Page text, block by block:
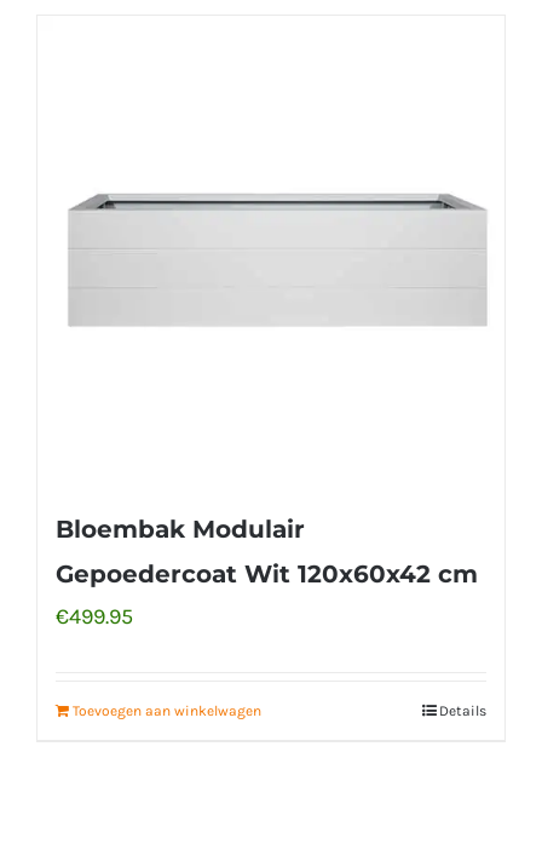
Bloembak Modulair
Gepoedercoat Wit 120x60x42 cm
€499.95
Toevoegen aan winkelwagen Details